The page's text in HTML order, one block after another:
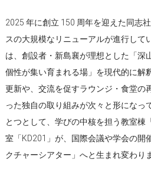
2025 年に創立 150 周年を迎えた同志
スの大規模なリニューアルが進行して
は、創設者・新島襄が理想とした「深
個性が集い育まれる場」を現代的に解
更新や、交流を促すラウンジ・食堂の
った独自の取り組みが次々と形になっ
とつとして、学びの中核を担う教室棟
室「KD201」が、国際会議や学会の開
クチャーシアター」へと生まれ変わり